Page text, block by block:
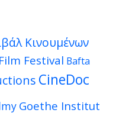
Κινουμένων
Festival Bafta
CineDoc
Goethe Institut